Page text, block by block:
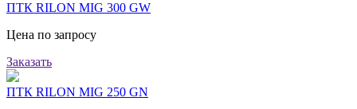
ПТК RILON MIG 300 GW
Цена по запросу
Заказать
ПТК RILON MIG 250 GN